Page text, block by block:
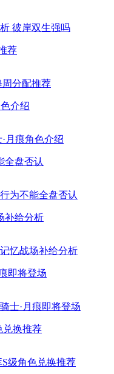
荐
介绍
全盘否认
补给分析
即将登场
兑换推荐